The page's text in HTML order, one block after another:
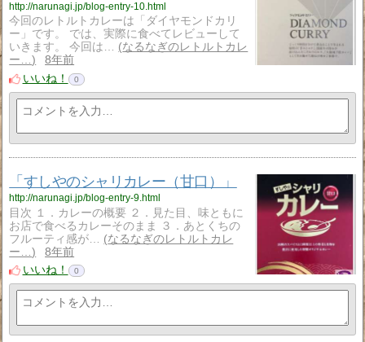
http://narunagi.jp/blog-entry-10.html
今回のレトルトカレーは「ダイヤモンドカリ
ー」です。 では、実際に食べてレビューして
いきます。 今回は…
なるなぎのレトルトカレ
ー…
8年前
いいね！
0
「すしやのシャリカレー（甘口）」
http://narunagi.jp/blog-entry-9.html
目次 １．カレーの概要 ２．見た目、味ともに
お店で食べるカレーそのまま ３．あとくちの
フルーティ感が…
なるなぎのレトルトカレ
ー…
8年前
いいね！
0